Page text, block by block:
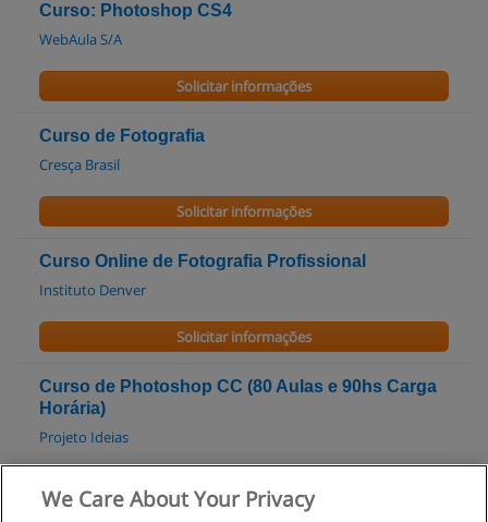
Curso: Photoshop CS4
WebAula S/A
Solicitar informações
Curso de Fotografia
Cresça Brasil
Solicitar informações
Curso Online de Fotografia Profissional
Instituto Denver
Solicitar informações
Curso de Photoshop CC (80 Aulas e 90hs Carga
Horária)
Projeto Ideias
We Care About Your Privacy